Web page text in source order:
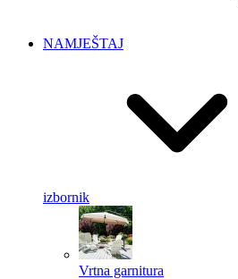
NAMJEŠTAJ
izbornik
Vrtna garnitura